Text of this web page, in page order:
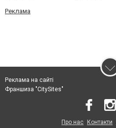
Реклама
Реклама на сайті
Франшиза "CitySites"
Про нас Контакти